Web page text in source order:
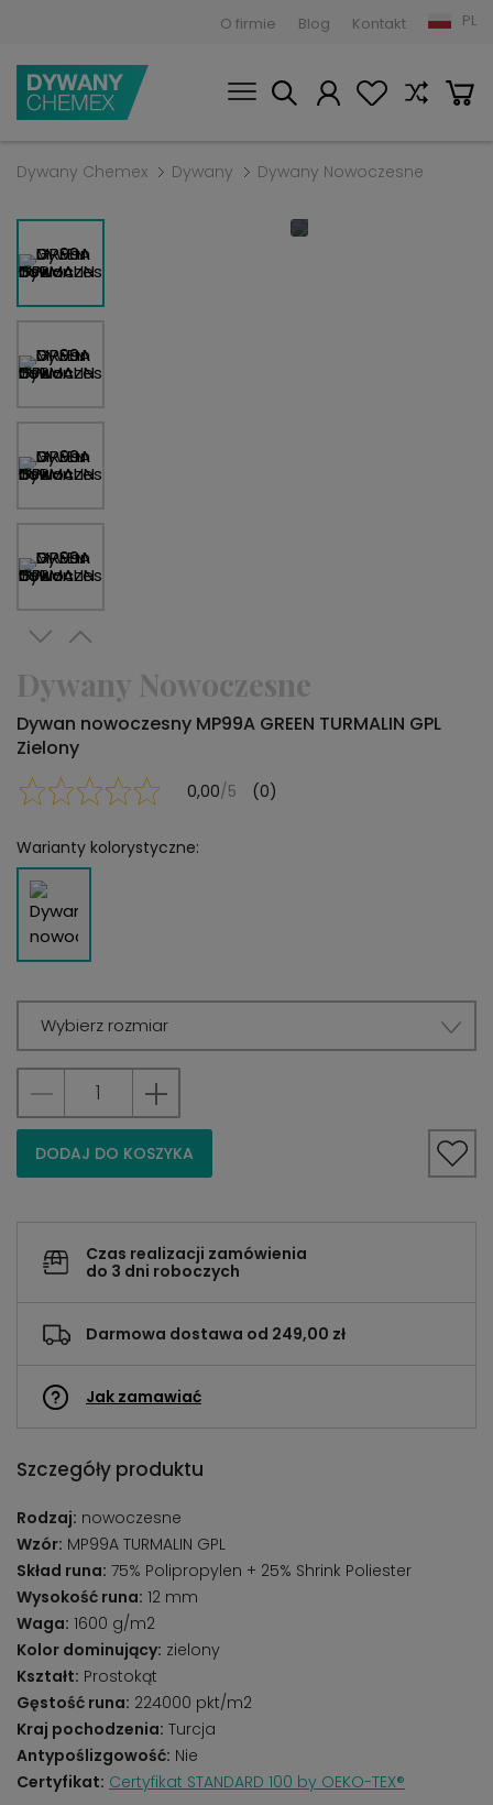
O firmie Blog Kontakt PL
Dywany Chemex Dywany Dywany Nowoczesne
Dywany Nowoczesne
Dywan nowoczesny MP99A GREEN TURMALIN GPL
Zielony
0,00/5 (0)
Warianty kolorystyczne:
Wybierz rozmiar
DODAJ DO KOSZYKA
Czas realizacji zamówienia
do 3 dni roboczych
Darmowa dostawa od 249,00 zł
Jak zamawiać
Szczegóły produktu
Rodzaj: nowoczesne
Wzór: MP99A TURMALIN GPL
Skład runa: 75% Polipropylen + 25% Shrink Poliester
Wysokość runa: 12 mm
Waga: 1600 g/m2
Kolor dominujący: zielony
Kształt: Prostokąt
Gęstość runa: 224000 pkt/m2
Kraj pochodzenia: Turcja
Antypoślizgowość: Nie
Certyfikat: Certyfikat STANDARD 100 by OEKO-TEX®